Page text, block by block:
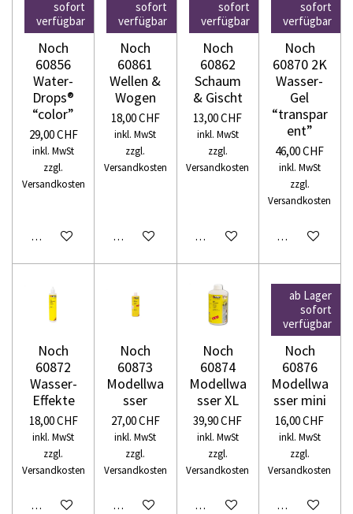
sofort
verfügbar
Noch
60856
Water-
Drops®
“color”
29,00 CHF
inkl. MwSt
zzgl.
Versandkosten
In den Warenkorb
sofort
verfügbar
Noch
60861
Wellen &
Wogen
18,00 CHF
inkl. MwSt
zzgl.
Versandkosten
In den Warenkorb
sofort
verfügbar
Noch
60862
Schaum
& Gischt
13,00 CHF
inkl. MwSt
zzgl.
Versandkosten
In den Warenkorb
sofort
verfügbar
Noch
60870 2K
Wasser-
Gel
“transpar
ent”
46,00 CHF
inkl. MwSt
zzgl.
Versandkosten
In den
Noch
60872
Wasser-
Effekte
18,00 CHF
inkl. MwSt
zzgl.
Versandkosten
In den Warenkorb
Noch
60873
Modellwa
sser
27,00 CHF
inkl. MwSt
zzgl.
Versandkosten
In den Warenkorb
Noch
60874
Modellwa
sser XL
39,90 CHF
inkl. MwSt
zzgl.
Versandkosten
In den Warenkorb
ab Lager
sofort
verfügbar
Noch
60876
Modellwa
sser mini
16,00 CHF
inkl. MwSt
zzgl.
Versandkosten
In den